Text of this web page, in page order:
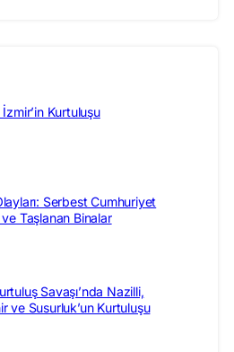
Kurtuluşu
Serbest Cumhuriyet
ve Taşlanan Binalar
Savaşı’nda Nazilli,
ve Susurluk’un Kurtuluşu